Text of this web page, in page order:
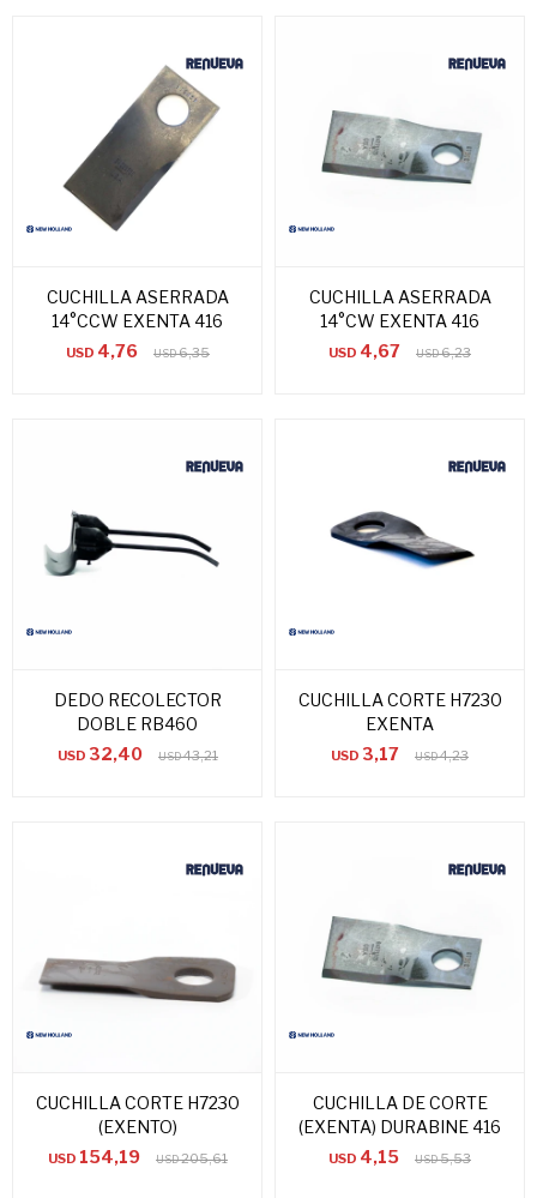
CUCHILLA ASERRADA
14°CCW EXENTA 416
USD 4,76 USD6,35
CUCHILLA ASERRADA
14°CW EXENTA 416
USD 4,67 USD6,23
DEDO RECOLECTOR
DOBLE RB460
USD 32,40 USD43,21
CUCHILLA CORTE H7230
EXENTA
USD 3,17 USD4,23
CUCHILLA CORTE H7230
(EXENTO)
USD 154,19 USD205,61
CUCHILLA DE CORTE
(EXENTA) DURABINE 416
USD 4,15 USD5,53